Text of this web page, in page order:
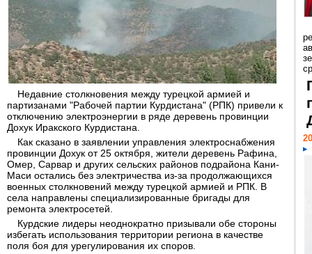
Недавние столкновения между турецкой армией и
партизанами "Рабочей партии Курдистана" (РПК) привели к
отключению электроэнергии в ряде деревень провинции
Дохук Иракского Курдистана.
Как сказано в заявлении управления электроснабжения
провинции Дохук от 25 октября, жители деревень Рафина,
Омер, Сарвар и других сельских районов подрайона Кани-
Маси остались без электричества из-за продолжающихся
военных столкновений между турецкой армией и РПК. В
села направлены специализированные бригады для
ремонта электросетей.
Курдские лидеры неоднократно призывали обе стороны
избегать использования территории региона в качестве
поля боя для урегулирования их споров.